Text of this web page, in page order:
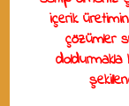
içerik
çözümler
doldurmakla